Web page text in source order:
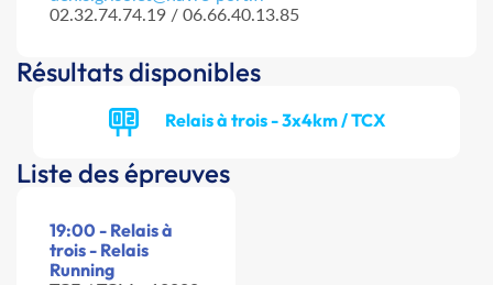
02.32.74.74.19 / 06.66.40.13.85
Résultats disponibles
Relais à trois - 3x4km / TCX
Liste des épreuves
19:00 - Relais à
trois - Relais
Running